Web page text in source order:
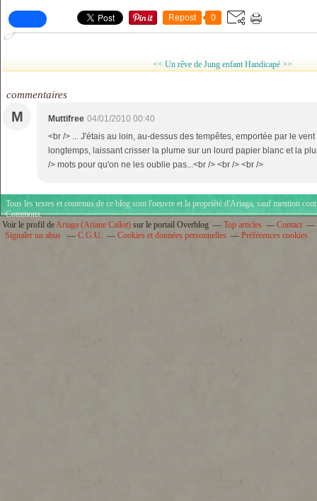
Repost 0
<< Un rêve de Jung enfant Handicapé >>
commentaires
M Muttifree 04/01/2010 00:40
<br /> ... J'étais au loin, au-dessus des tempêtes, emportée par le
longtemps, laissant crisser la plume sur un lourd papier blanc et la
/> mots pour qu'on ne les oublie pas...<br /> <br /> <br />
Tous les textes et contenus de ce blog sont l'oeuvre et la propriété d'Ariaga, sauf mention
Commons.
Voir le profil deAriaga (Ariane Callot) sur le portail Overblog Top articles
Contact
Signaler un abus
C.G.U. Cookies et données personnelles Préférences cookies